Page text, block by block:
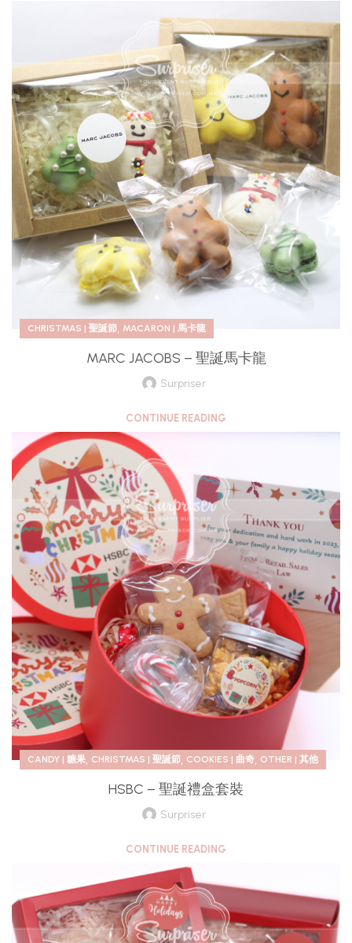
CHRISTMAS | 聖誕節, MACARON | 馬卡龍
MARC JACOBS – 聖誕馬卡龍
Surpriser
CONTINUE READING
CANDY | 糖果, CHRISTMAS | 聖誕節, COOKIES | 曲奇, OTHER | 其他
HSBC – 聖誕禮盒套裝
Surpriser
CONTINUE READING